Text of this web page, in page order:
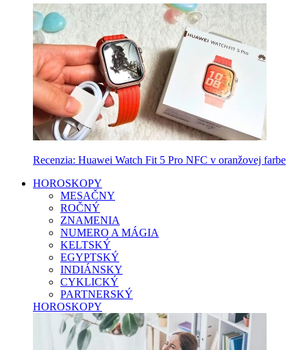
Recenzia: Huawei Watch Fit 5 Pro NFC v oranžovej farbe
HOROSKOPY
MESAČNY
ROČNÝ
ZNAMENIA
NUMERO A MÁGIA
KELTSKÝ
EGYPTSKÝ
INDIÁNSKY
CYKLICKÝ
PARTNERSKÝ
HOROSKOPY